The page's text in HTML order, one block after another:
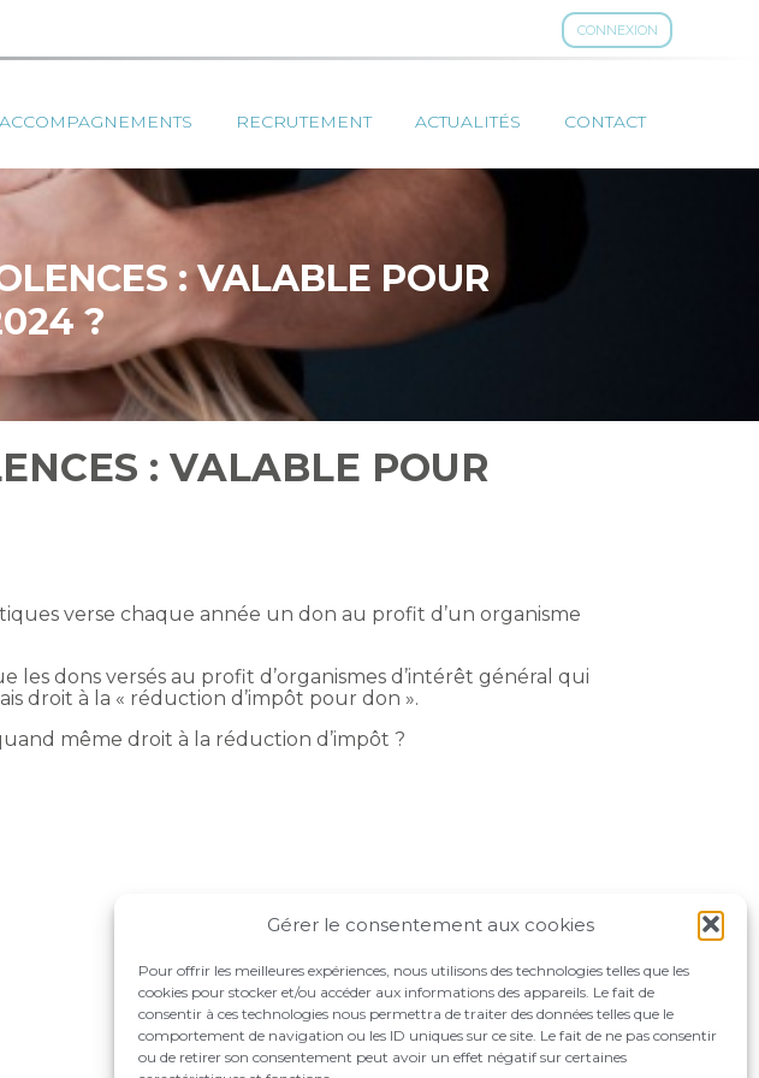
Gérer le consentement aux cookies
Pour offrir les meilleures expériences, nous utilisons des technologies telles que les
cookies pour stocker et/ou accéder aux informations des appareils. Le fait de
consentir à ces technologies nous permettra de traiter des données telles que le
comportement de navigation ou les ID uniques sur ce site. Le fait de ne pas consentir
ou de retirer son consentement peut avoir un effet négatif sur certaines
CONNEXION
RECRUTEMENT ACTUALITÉS CONTACT
: VALABLE POUR
?
: VALABLE POUR
verse chaque année un don au profit d’un organisme
dons versés au profit d’organismes d’intérêt général qui
droit à la « réduction d’impôt pour don ».
même droit à la réduction d’impôt ?